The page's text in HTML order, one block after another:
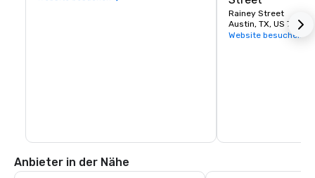
Rainey Street
Austin, TX, US 78701
Website besuchen
Anbieter in der Nähe